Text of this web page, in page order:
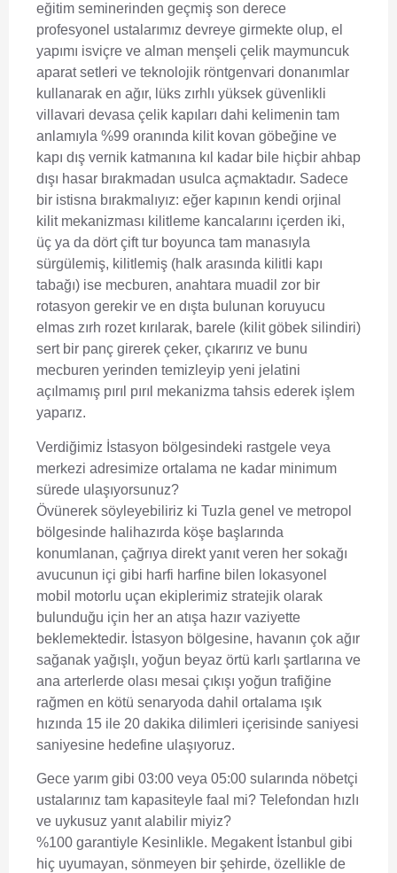
eğitim seminerinden geçmiş son derece
profesyonel ustalarımız devreye girmekte olup, el
yapımı isviçre ve alman menşeli çelik maymuncuk
aparat setleri ve teknolojik röntgenvari donanımlar
kullanarak en ağır, lüks zırhlı yüksek güvenlikli
villavari devasa çelik kapıları dahi kelimenin tam
anlamıyla %99 oranında kilit kovan göbeğine ve
kapı dış vernik katmanına kıl kadar bile hiçbir ahbap
dışı hasar bırakmadan usulca açmaktadır. Sadece
bir istisna bırakmalıyız: eğer kapının kendi orjinal
kilit mekanizması kilitleme kancalarını içerden iki,
üç ya da dört çift tur boyunca tam manasıyla
sürgülemiş, kilitlemiş (halk arasında kilitli kapı
tabağı) ise mecburen, anahtara muadil zor bir
rotasyon gerekir ve en dışta bulunan koruyucu
elmas zırh rozet kırılarak, barele (kilit göbek silindiri)
sert bir panç girerek çeker, çıkarırız ve bunu
mecburen yerinden temizleyip yeni jelatini
açılmamış pırıl pırıl mekanizma tahsis ederek işlem
yaparız.
Verdiğimiz İstasyon bölgesindeki rastgele veya
merkezi adresimize ortalama ne kadar minimum
sürede ulaşıyorsunuz?
Övünerek söyleyebiliriz ki Tuzla genel ve metropol
bölgesinde halihazırda köşe başlarında
konumlanan, çağrıya direkt yanıt veren her sokağı
avucunun içi gibi harfi harfine bilen lokasyonel
mobil motorlu uçan ekiplerimiz stratejik olarak
bulunduğu için her an atışa hazır vaziyette
beklemektedir. İstasyon bölgesine, havanın çok ağır
sağanak yağışlı, yoğun beyaz örtü karlı şartlarına ve
ana arterlerde olası mesai çıkışı yoğun trafiğine
rağmen en kötü senaryoda dahil ortalama ışık
hızında 15 ile 20 dakika dilimleri içerisinde saniyesi
saniyesine hedefine ulaşıyoruz.
Gece yarım gibi 03:00 veya 05:00 sularında nöbetçi
ustalarınız tam kapasiteyle faal mi? Telefondan hızlı
ve uykusuz yanıt alabilir miyiz?
%100 garantiyle Kesinlikle. Megakent İstanbul gibi
hiç uyumayan, sönmeyen bir şehirde, özellikle de